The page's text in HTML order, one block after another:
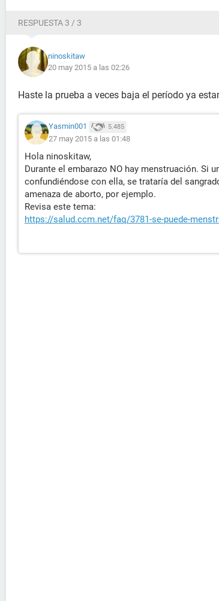
RESPUESTA 3 / 3
ninoskitaw
20 may 2015 a las 02:26
Haste la prueba a veces baja el período ya
Yasmin001 5.485
27 may 2015 a las 01:48
Hola ninoskitaw,
Durante el embarazo NO hay menstruación. Si
confundiéndose con ella, se trataría del
amenaza de aborto, por ejemplo.
Revisa este tema:
https://salud.ccm.net/faq/3781-se-puede-